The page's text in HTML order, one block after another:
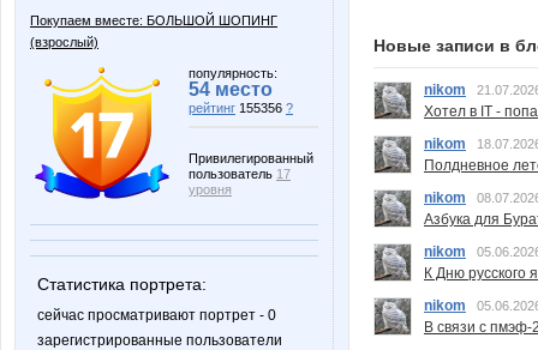
Покупаем вместе: БОЛЬШОЙ ШОПИНГ
(взрослый)
популярность:
54 место
рейтинг 155356 ?
Привилегированный
пользователь 17
уровня
Статистика портрета:
сейчас просматривают портрет - 0
зарегистрированные пользователи
Новые записи в
nikom
Хотел в IT -
nikom
Полдневное
nikom
Азбука для
nikom
К Дню русского
nikom
В связи с пмэф-